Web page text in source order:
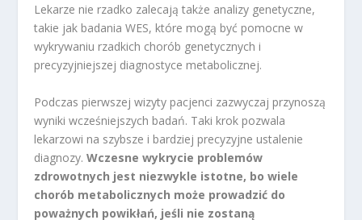
Lekarze nie rzadko zalecają także analizy genetyczne,
takie jak badania WES, które mogą być pomocne w
wykrywaniu rzadkich chorób genetycznych i
precyzyjniejszej diagnostyce metabolicznej.
Podczas pierwszej wizyty pacjenci zazwyczaj przynoszą
wyniki wcześniejszych badań. Taki krok pozwala
lekarzowi na szybsze i bardziej precyzyjne ustalenie
diagnozy.Wczesne wykrycie problemów
zdrowotnych jest niezwykle istotne, bo wiele
chorób metabolicznych może prowadzić do
poważnych powikłań, jeśli nie zostaną